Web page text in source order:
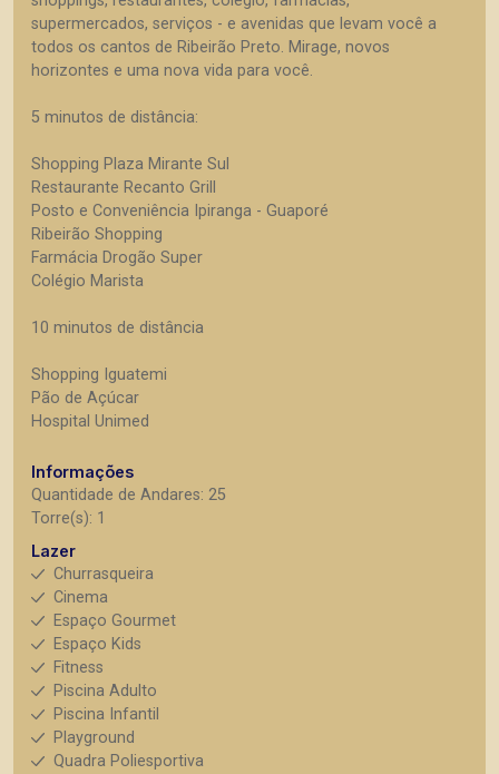
supermercados, serviços - e avenidas que levam você a
todos os cantos de Ribeirão Preto. Mirage, novos
horizontes e uma nova vida para você.
5 minutos de distância:
Shopping Plaza Mirante Sul
Restaurante Recanto Grill
Posto e Conveniência Ipiranga - Guaporé
Ribeirão Shopping
Farmácia Drogão Super
Colégio Marista
10 minutos de distância
Shopping Iguatemi
Pão de Açúcar
Hospital Unimed
Informações
Quantidade de Andares: 25
Torre(s): 1
Lazer
Churrasqueira
Cinema
Espaço Gourmet
Espaço Kids
Fitness
Piscina Adulto
Piscina Infantil
Playground
Quadra Poliesportiva